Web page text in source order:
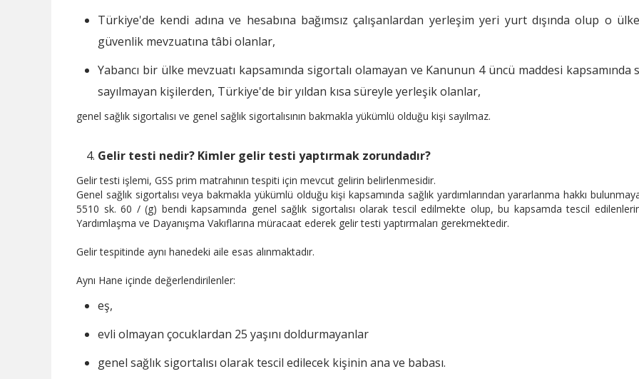
Türkiye'de kendi adına ve hesabına bağımsız çalışanlardan yerleşim yeri yurt dışında olup o
güvenlik mevzuatına tâbi olanlar,
Yabancı bir ülke mevzuatı kapsamında sigortalı olamayan ve Kanunun 4 üncü maddesi kapsamında
sayılmayan kişilerden, Türkiye'de bir yıldan kısa süreyle yerleşik olanlar,
genel sağlık sigortalısı ve genel sağlık sigortalısının bakmakla yükümlü olduğu kişi sayılmaz.
Gelir testi nedir? Kimler gelir testi yaptırmak zorundadır?
Gelir testi işlemi, GSS prim matrahının tespiti için mevcut gelirin belirlenmesidir.
Genel sağlık sigortalısı veya bakmakla yükümlü olduğu kişi kapsamında sağlık yardımlarından yararlanma hakkı
5510 sk. 60 / (g) bendi kapsamında genel sağlık sigortalısı olarak tescil edilmekte olup, bu kapsamda tescil
Yardımlaşma ve Dayanışma Vakıflarına müracaat ederek gelir testi yaptırmaları gerekmektedir.
Gelir tespitinde aynı hanedeki aile esas alınmaktadır.
Aynı Hane içinde değerlendirilenler:
eş,
evli olmayan çocuklardan 25 yaşını doldurmayanlar
genel sağlık sigortalısı olarak tescil edilecek kişinin ana ve babası.